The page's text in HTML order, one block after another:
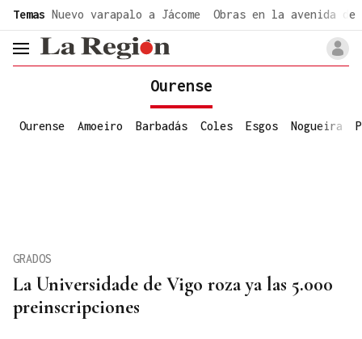
Temas Nuevo varapalo a Jácome Obras en la avenida de
header.menu.open
Ourense
Ourense Amoeiro Barbadás Coles Esgos Nogueira
La Universidade de Vigo roza ya las 5.000
preinscripciones
GRADOS